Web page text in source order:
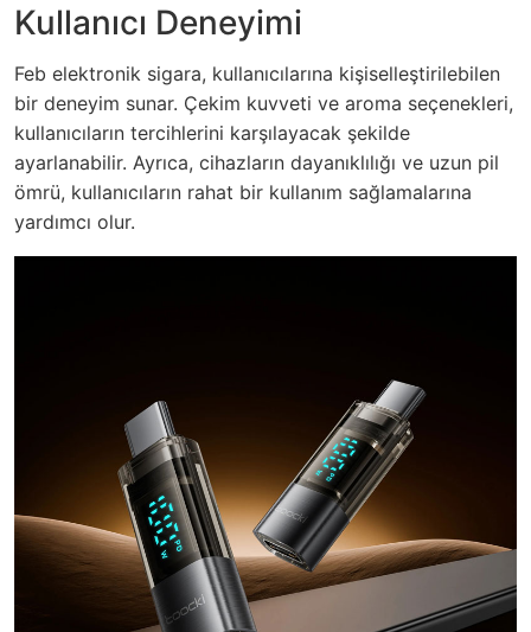
Kullanıcı Deneyimi
Feb elektronik sigara, kullanıcılarına kişiselleştirilebilen
bir deneyim sunar. Çekim kuvveti ve aroma seçenekleri,
kullanıcıların tercihlerini karşılayacak şekilde
ayarlanabilir. Ayrıca, cihazların dayanıklılığı ve uzun pil
ömrü, kullanıcıların rahat bir kullanım sağlamalarına
yardımcı olur.